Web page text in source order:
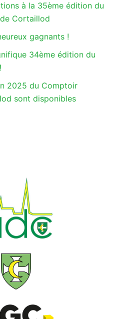
à la 35ème édition du
Cortaillod
gagnants !
34ème édition du
2025 du Comptoir
sont disponibles